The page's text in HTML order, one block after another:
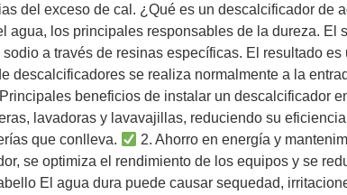
del exceso de cal. ¿Qué es un descalcificador
agua, los principales responsables de la dureza.
sodio a través de resinas específicas. El resultado
descalcificadores se realiza normalmente a la
beneficios de instalar un descalcificador
lavadoras y lavavajillas, reduciendo su
que conlleva.
2. Ahorro en energía y
se optimiza el rendimiento de los equipos y se
El agua dura puede causar sequedad,